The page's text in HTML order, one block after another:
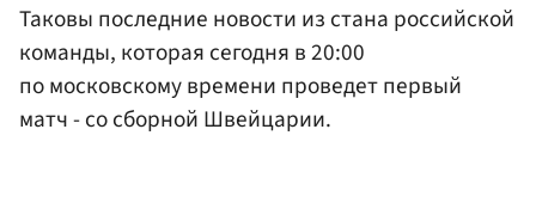
Таковы последние новости из стана российской
команды, которая сегодня в 20:00
по московскому времени проведет первый
матч - со сборной Швейцарии.